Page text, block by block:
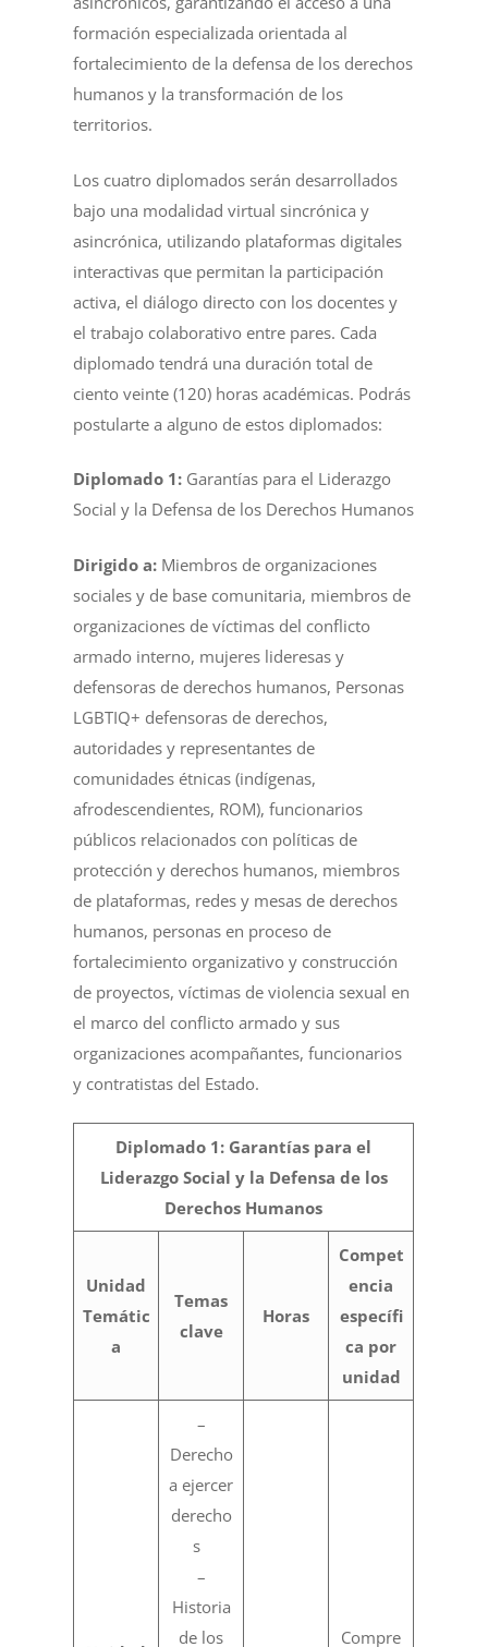
formación especializada orientada al
fortalecimiento de la defensa de los derechos
humanos y la transformación de los
territorios.
Los cuatro diplomados serán desarrollados
bajo una modalidad virtual sincrónica y
asincrónica, utilizando plataformas digitales
interactivas que permitan la participación
activa, el diálogo directo con los docentes y
el trabajo colaborativo entre pares. Cada
diplomado tendrá una duración total de
ciento veinte (120) horas académicas. Podrás
postularte a alguno de estos diplomados:
Diplomado 1: Garantías para el Liderazgo
Social y la Defensa de los Derechos Humanos
Dirigido a: Miembros de organizaciones
sociales y de base comunitaria, miembros de
organizaciones de víctimas del conflicto
armado interno, mujeres lideresas y
defensoras de derechos humanos, Personas
LGBTIQ+ defensoras de derechos,
autoridades y representantes de
comunidades étnicas (indígenas,
afrodescendientes, ROM), funcionarios
públicos relacionados con políticas de
protección y derechos humanos, miembros
de plataformas, redes y mesas de derechos
humanos, personas en proceso de
fortalecimiento organizativo y construcción
de proyectos, víctimas de violencia sexual en
el marco del conflicto armado y sus
organizaciones acompañantes, funcionarios
y contratistas del Estado.
Diplomado 1: Garantías para el
Liderazgo Social y la Defensa de los
Derechos Humanos
Unidad
Temátic
a
Temas
clave
Horas
Compet
encia
específi
ca por
unidad
–
Derecho
a ejercer
derecho
s
–
Historia
de los
Compre